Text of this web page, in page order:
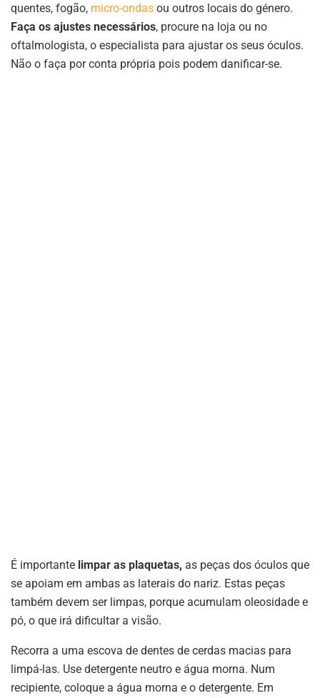
quentes, fogão, micro-ondas ou outros locais do género.
Faça os ajustes necessários, procure na loja ou no
oftalmologista, o especialista para ajustar os seus óculos.
Não o faça por conta própria pois podem danificar-se.
É importante limpar as plaquetas, as peças dos óculos que
se apoiam em ambas as laterais do nariz. Estas peças
também devem ser limpas, porque acumulam oleosidade e
pó, o que irá dificultar a visão.
Recorra a uma escova de dentes de cerdas macias para
limpá-las. Use detergente neutro e água morna. Num
recipiente, coloque a água morna e o detergente. Em